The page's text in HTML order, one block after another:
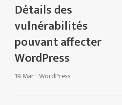
Détails des
vulnérabilités
pouvant affecter
WordPress
19 Mar ·WordPress